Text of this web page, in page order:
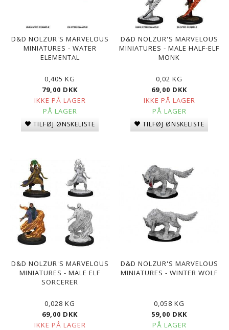
D&D NOLZUR'S MARVELOUS
MINIATURES - WATER
ELEMENTAL
0,405 KG
79,00 DKK
IKKE PÅ LAGER
PÅ LAGER
TILFØJ ØNSKELISTE
D&D NOLZUR'S MARVELOUS
MINIATURES - MALE HALF-ELF
MONK
0,02 KG
69,00 DKK
IKKE PÅ LAGER
PÅ LAGER
TILFØJ ØNSKELISTE
D&D NOLZUR'S MARVELOUS
MINIATURES - MALE ELF
SORCERER
0,028 KG
69,00 DKK
IKKE PÅ LAGER
D&D NOLZUR'S MARVELOUS
MINIATURES - WINTER WOLF
0,058 KG
59,00 DKK
PÅ LAGER